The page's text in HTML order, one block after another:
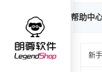
帮助中
新